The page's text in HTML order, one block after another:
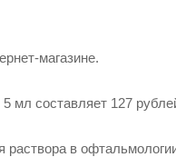
магазине.
мл составляет 127
в